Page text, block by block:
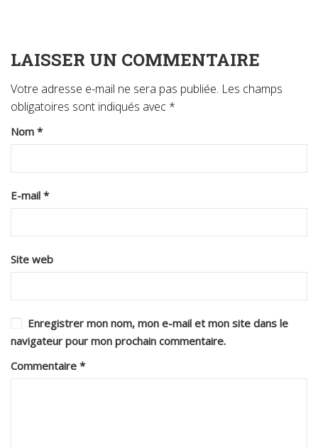
LAISSER UN COMMENTAIRE
Votre adresse e-mail ne sera pas publiée. Les champs
obligatoires sont indiqués avec *
Nom *
E-mail *
Site web
Enregistrer mon nom, mon e-mail et mon site dans le
navigateur pour mon prochain commentaire.
Commentaire *